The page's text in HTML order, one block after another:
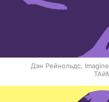
Дэн Рейнольдс,